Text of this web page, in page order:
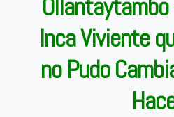
Inca Viviente
no Pudo